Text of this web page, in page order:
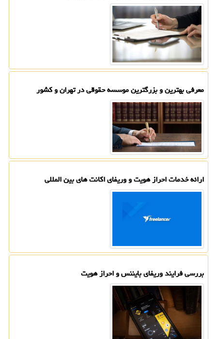
معرفی بهترین و بزرگترین موسسه حقوقی در تهران و کشور
ارائه خدمات احراز هویت و وریفای اکانت های بین المللی
بررسی فرایند وریفای بایننس و احراز هویت